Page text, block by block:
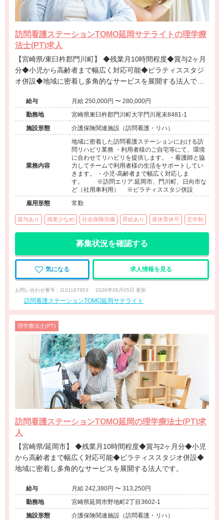
訪問看護ステーションTOMO延岡サテライトの理学療
法士(PT)求人
【宮崎県/東臼杵郡門川町】 ◆残業月10時間程度◆賞与2ヶ月
分◆小児から高齢者まで幅広く対応可能◆ピラティススタジ
オ併設◆地域に密着し多角的なサービスを展開する法人で
給与
月給 250,000円 〜 280,000円
勤務地
宮崎県東臼杵郡門川町大字門川尾末8481-1
施設形態
介護保険関連施設（訪問看護・リハ）
業務内容
地域に密着した訪問看護ステーションにおける訪
問リハビリ業務 ・利用者様のご自宅等にて、環境
に合わせてリハビリを提供します。 ・看護師と協
力してチームで利用者様の生活をサポートしてい
きます。 ・小児-高齢者まで幅広く対応しま
す。 ※訪問エリア:延岡市、門川町、日向市な
ど（社用車利用） ※ピラティススタジ併設
雇用形態
常勤
賞与あり 残業少なめ 社会保険完備 昇給あり 産休育休可 定年制
募集状況を確認する
気になる 求人情報を見る
お問い合わせ番号 : J101167853 2026年06月05日 更新
訪問看護ステーションTOMO延岡サテライト
理学療法士(PT)
訪問看護ステーションTOMO延岡の理学療法士(PT)求
人
【宮崎県/延岡市】 ◆残業月10時間程度◆賞与2ヶ月分◆小児
から高齢者まで幅広く対応可能◆ピラティススタジオ併設◆
地域に密着し多角的なサービスを展開する法人です。
給与
月給 242,380円 〜 313,250円
勤務地
宮崎県延岡市野地町2丁目3602-1
施設形態
介護保険関連施設（訪問看護・リハ）